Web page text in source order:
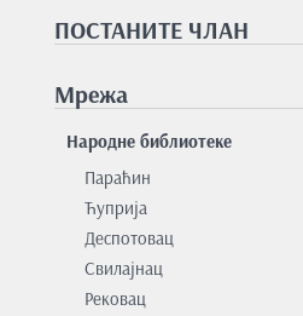
ПОСТАНИТЕ ЧЛАН
Мрежа
Народне библиотеке
Параћин
Ћуприја
Деспотовац
Свилајнац
Рековац